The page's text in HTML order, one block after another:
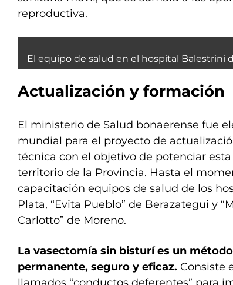
reproductiva.
El equipo de salud en el hospital Balestrini
Actualización y formación
El ministerio de Salud bonaerense fue
mundial para el proyecto de
técnica con el objetivo de potenciar
territorio de la Provincia. Hasta el
capacitación equipos de salud de los
Plata, “Evita Pueblo” de Berazategui y
Carlotto” de Moreno.
La vasectomía sin bisturí es un
permanente, seguro y eficaz. Consiste